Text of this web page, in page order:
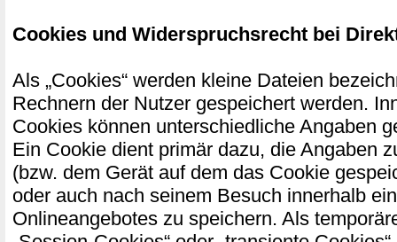
Cookies und Widerspruchsrecht bei
Als „Cookies“ werden kleine Dateien
Rechnern der Nutzer gespeichert werden.
Cookies können unterschiedliche Angaben
Ein Cookie dient primär dazu, die Angaben
(bzw. dem Gerät auf dem das Cookie
oder auch nach seinem Besuch innerhalb
Onlineangebotes zu speichern. Als